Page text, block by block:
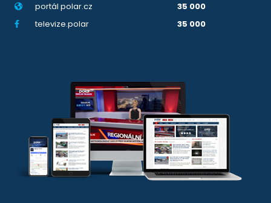
portál polar.cz
35 000
televize.polar
35 000